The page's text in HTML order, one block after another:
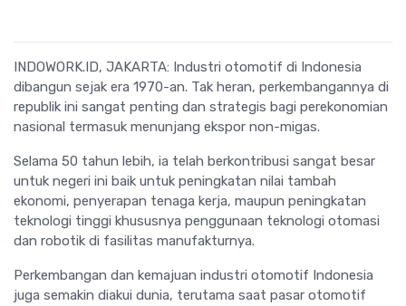
INDOWORK.ID, JAKARTA: Industri otomotif di Indonesia
dibangun sejak era 1970-an. Tak heran, perkembangannya di
republik ini sangat penting dan strategis bagi perekonomian
nasional termasuk menunjang ekspor non-migas.
Selama 50 tahun lebih, ia telah berkontribusi sangat besar
untuk negeri ini baik untuk peningkatan nilai tambah
ekonomi, penyerapan tenaga kerja, maupun peningkatan
teknologi tinggi khususnya penggunaan teknologi otomasi
dan robotik di fasilitas manufakturnya.
Perkembangan dan kemajuan industri otomotif Indonesia
juga semakin diakui dunia, terutama saat pasar otomotif